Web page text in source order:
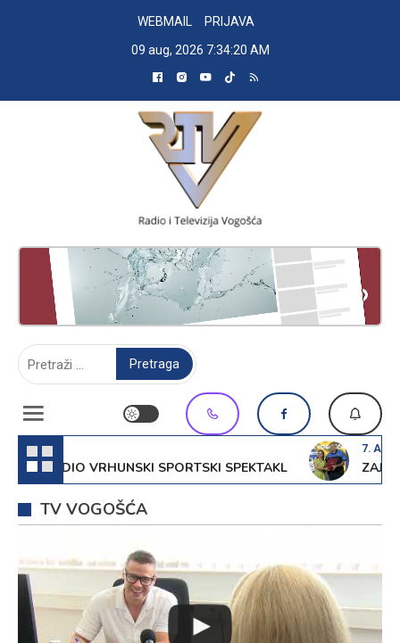
WEBMAIL
PRIJAVA
09 aug, 2026 7:34:22 AM
RADIO TELEVIZIJA VOGOŠĆA
VRHUNSKI SPORTSKI SPEKTAKL
7. Augusta
TV VOGOŠĆA